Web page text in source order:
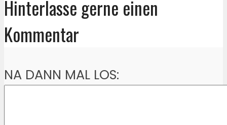
Hinterlasse gerne einen
Kommentar
NA DANN MAL LOS: